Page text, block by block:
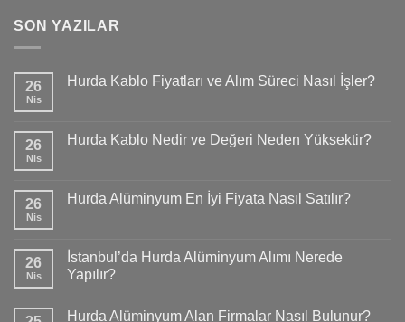
SON YAZILAR
26
Nis
Hurda Kablo Fiyatları ve Alım Süreci Nasıl İşler?
26
Nis
Hurda Kablo Nedir ve Değeri Neden Yüksektir?
26
Nis
Hurda Alüminyum En İyi Fiyata Nasıl Satılır?
26
Nis
İstanbul’da Hurda Alüminyum Alımı Nerede
Yapılır?
Hurda Alüminyum Alan Firmalar Nasıl Bulunur?